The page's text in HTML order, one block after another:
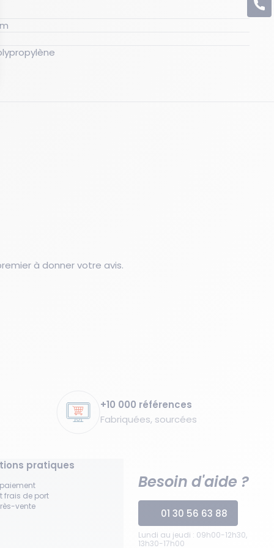
1219 mm
polypropylène
à donner votre avis.
+10 000 références
Fabriquées, sourcées
pratiques
frais de port
vente
Besoin d'aide ?
01 30 56 63 88
Lundi au jeudi : 09h00-12h30,
13h30-17h00